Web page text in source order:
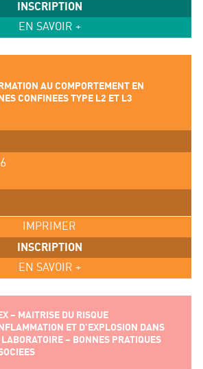
INSCRIPTION
EN SAVOIR +
AU COMPORTEMENT EN
CONFINEES TYPE L2 ET L3
IMPRIMER
INSCRIPTION
EN SAVOIR +
– MAITRISE DU RISQUE
ET D’EXPLOSION DANS
LABORATOIRE – BONNES PRATIQUES